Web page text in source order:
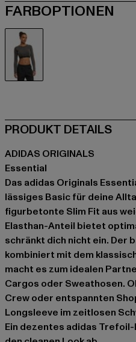
FARBOPTIONEN
PRODUKT DETAILS
ADIDAS ORIGINALS
Essential
Das adidas Originals
lässiges Basic für deine
figurbetonte Slim Fit aus
Elasthan-Anteil bietet
schränkt dich nicht ein. Der
kombiniert mit dem
macht es zum idealen
Cargos oder Sweathosen.
Crew oder entspannten
Longsleeve im zeitlosen
Ein dezentes adidas